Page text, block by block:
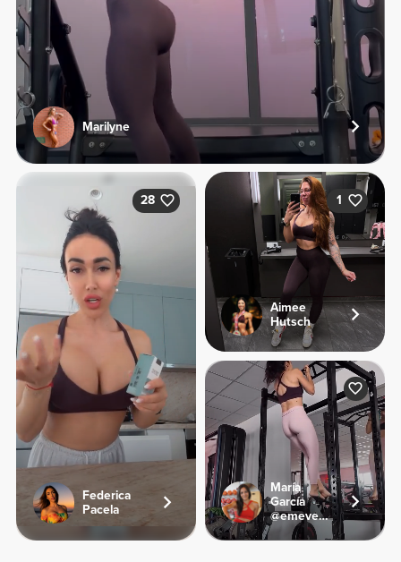
Marilyne
28
Federica
Pacela
1
Aimee
Hutsch
María
García
@emevegana